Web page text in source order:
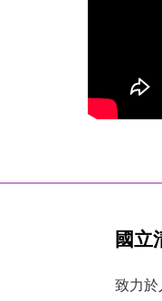
國立
致力於